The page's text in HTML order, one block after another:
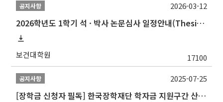
공지사항
2026학년도 1학기 석 · 박사 논문심사 일정안내(Thesis Defense Schedules)
보건대학원 17100
2026-03-12
공지사항
[장학금 신청자 필독] 한국장학재단 학자금 지원구간 산정 권고
2025-07-25